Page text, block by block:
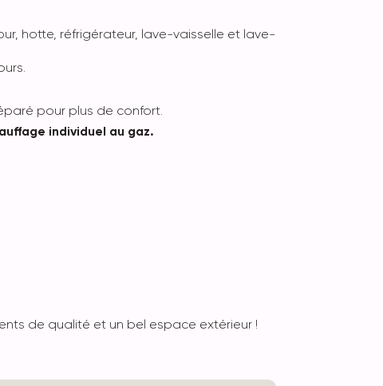
hotte, réfrigérateur, lave-vaisselle et lave-
pour plus de confort.
individuel au gaz.
de qualité et un bel espace extérieur !